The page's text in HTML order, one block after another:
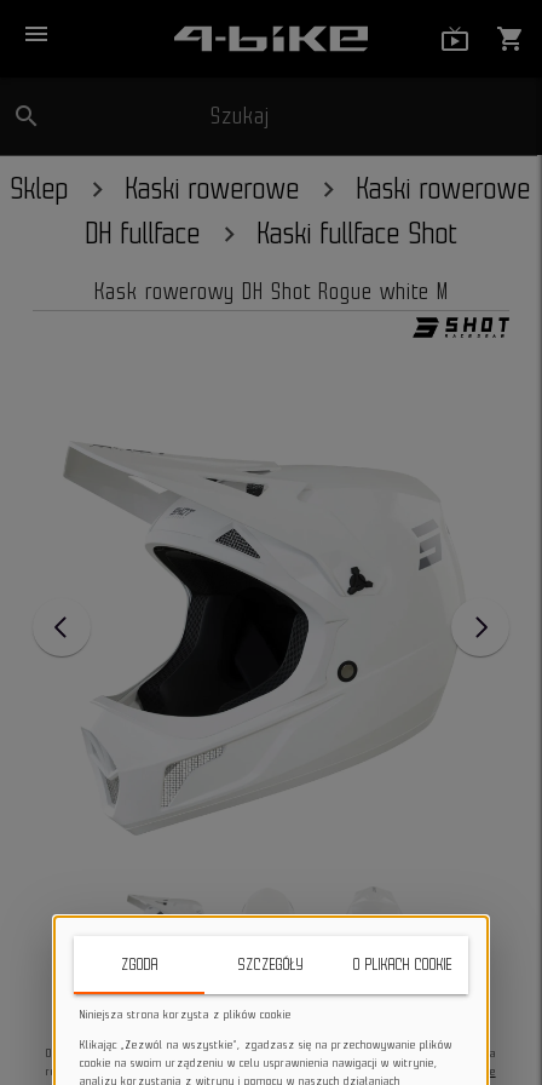
menu shopping_cart
search Szukaj
Sklep Kaski rowerowe
Kaski rowerowe
DH fullface
Kaski fullface Shot
Kask rowerowy DH Shot Rogue white M
Oto Kask rowerowy DH Rogue marki Shot
- niezawodny towarzysz podczas jazdy na
rowerze! Maksymalne bezpieczeństwo i wygoda.
Kolor biały, rozmiar M - idealne
ZGODA SZCZEGÓŁY O PLIKACH COOKIE
Niniejsza strona korzysta z plików cookie
Klikając „Zezwól na wszystkie”, zgadzasz się na przechowywanie plików
cookie na swoim urządzeniu w celu usprawnienia nawigacji w witrynie,
analizy korzystania z witryny i pomocy w naszych działaniach